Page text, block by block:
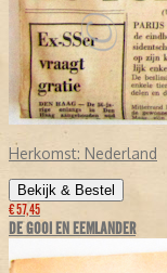
Herkomst: Nederland
Bekijk & Bestel
€ 57,45
DE GOOI EN EEMLANDER